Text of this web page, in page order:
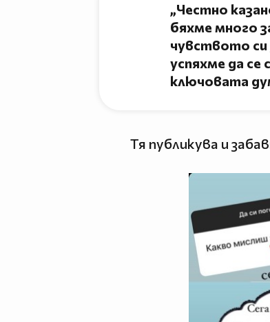
„Честно
бяхме много
чувството
успяхме да се
ключовата
Тя публикува и